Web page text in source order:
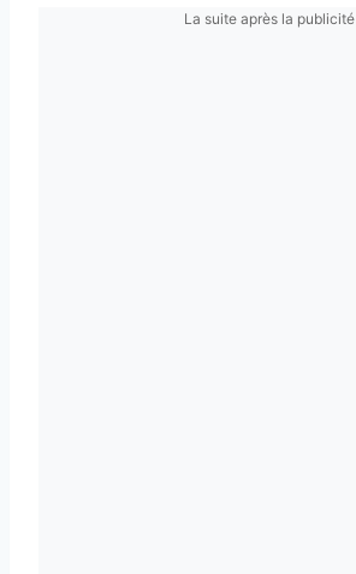
La suite après la publicité